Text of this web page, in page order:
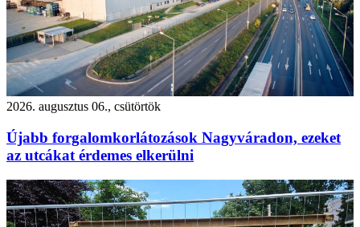
2026. augusztus 06., csütörtök
Újabb forgalomkorlátozások Nagyváradon, ezeket
az utcákat érdemes elkerülni